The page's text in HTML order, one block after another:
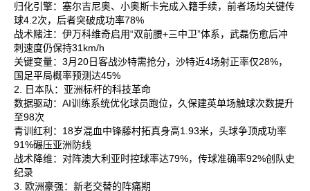
归化引擎‌：塞尔吉尼奥、小奥斯卡完成入籍手续，前者场均关键传
球4.2次，后者突破成功率78%‌
战术赌注‌：伊万科维奇启用“双前腰+三中卫”体系，武磊伤愈后冲
刺速度仍保持31km/h‌
关键变量‌：3月20日客战沙特需抢分，沙特近4场射正率仅28%，
国足平局概率预测达45%‌
2. 日本队：亚洲标杆的科技革命
数据驱动‌：AI训练系统优化球员跑位，久保建英单场触球次数提升
至98次‌
青训红利‌：18岁混血中锋藤村拓真身高1.93米，头球争顶成功率
91%碾压亚洲防线‌
战术降维‌：对阵澳大利亚时控球率达79%，传球准确率92%创队史
纪录‌
3. 欧洲豪强：新老交替的阵痛期